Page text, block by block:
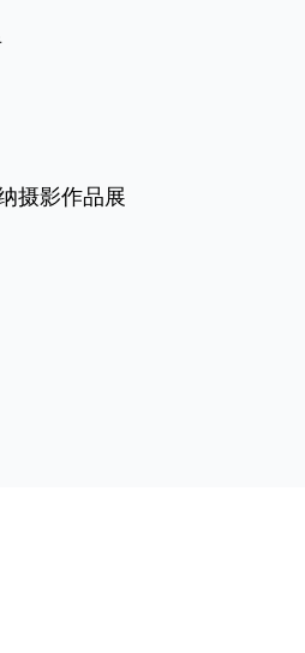
摄影作品展